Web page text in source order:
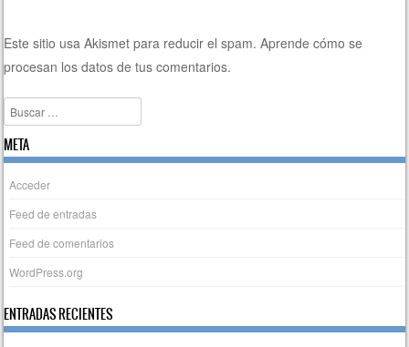
Este sitio usa Akismet para reducir el spam.Aprende cómo se
procesan los datos de tus comentarios.
Buscar
META
Acceder
Feed de entradas
Feed de comentarios
WordPress.org
ENTRADAS RECIENTES